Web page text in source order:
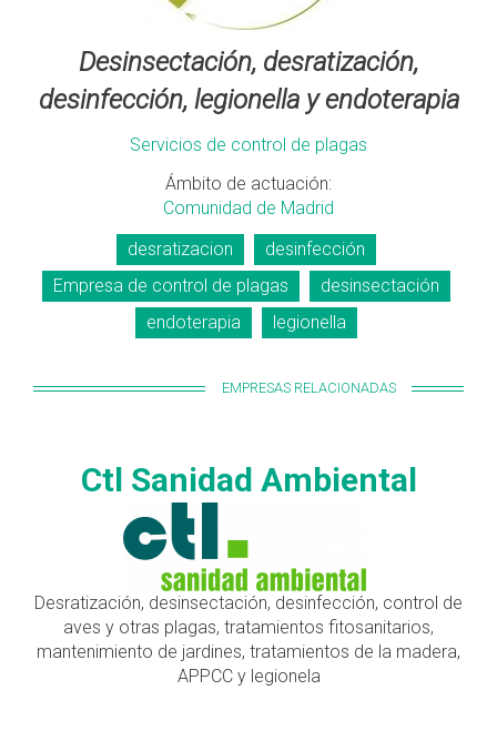
Desinsectación, desratización,
desinfección, legionella y endoterapia
Servicios de control de plagas
Ámbito de actuación:
Comunidad de Madrid
desratizacion
desinfección
Empresa de control de plagas
desinsectación
endoterapia
legionella
EMPRESAS RELACIONADAS
Ctl Sanidad Ambiental
Desratización, desinsectación, desinfección, control de
aves y otras plagas, tratamientos fitosanitarios,
mantenimiento de jardines, tratamientos de la madera,
APPCC y legionela